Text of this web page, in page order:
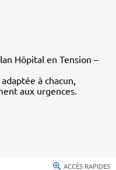
Hôpital en Tension –
à chacun,
aux urgences.
ACCÈS RAPIDES